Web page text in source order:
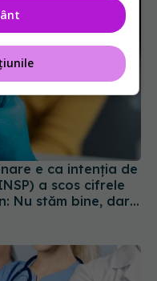
a scos cifrele
Nu stăm bine, dar